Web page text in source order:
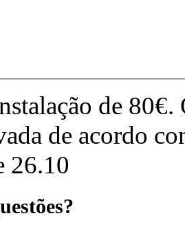
de
de acordo
26.10